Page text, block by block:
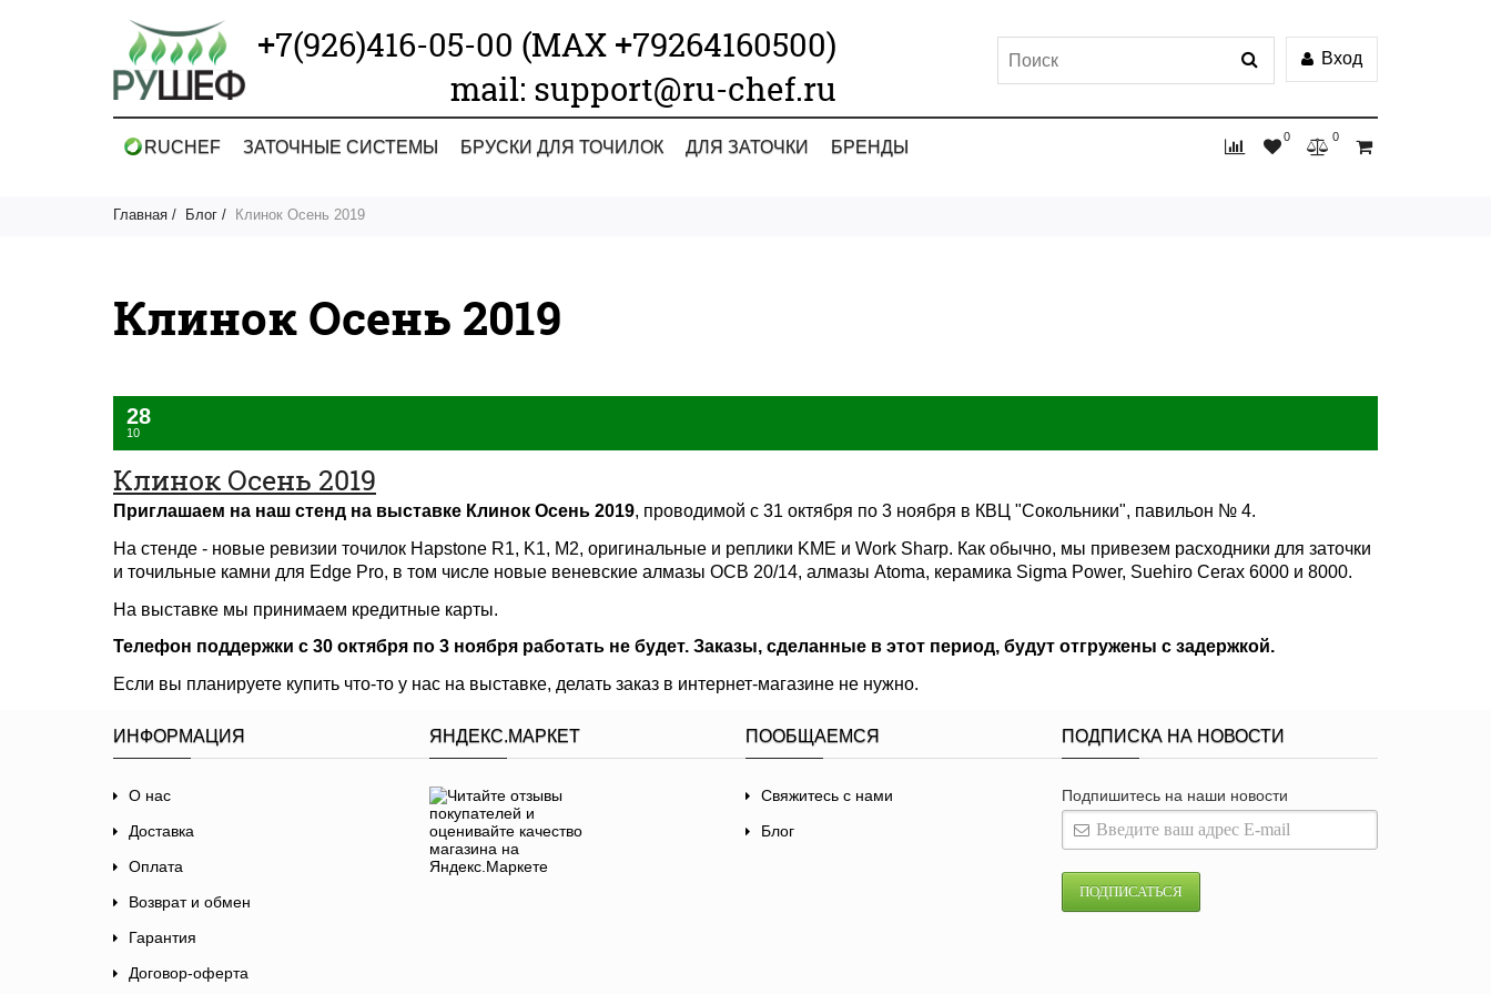
+7(926)416-05-00 (МАХ +79264160500)
mail: support@ru-chef.ru
Вход
0 0
RUCHEF ЗАТОЧНЫЕ СИСТЕМЫ БРУСКИ ДЛЯ ТОЧИЛОК ДЛЯ ЗАТОЧКИ БРЕНДЫ
Главная Блог Клинок Осень 2019
Клинок Осень 2019
28
10
Клинок Осень 2019
Приглашаем на наш стенд на выставке Клинок Осень 2019, проводимой с 31 октября по 3 ноября в КВЦ "Сокольники", павильон № 4.
На стенде - новые ревизии точилок Hapstone R1, K1, M2, оригинальные и реплики KME и Work Sharp. Как обычно, мы привезем расходники для заточки
и точильные камни для Edge Pro, в том числе новые веневские алмазы ОСВ 20/14, алмазы Atoma, керамика Sigma Power, Suehiro Cerax 6000 и 8000.
На выставке мы принимаем кредитные карты.
Телефон поддержки с 30 октября по 3 ноября работать не будет. Заказы, сделанные в этот период, будут отгружены с задержкой.
Если вы планируете купить что-то у нас на выставке, делать заказ в интернет-магазине не нужно.
ИНФОРМАЦИЯ
О нас
Доставка
Оплата
Возврат и обмен
Гарантия
Договор-оферта
ЯНДЕКС.МАРКЕТ ПООБЩАЕМСЯ
Свяжитесь с нами
Блог
ПОДПИСКА НА НОВОСТИ
Подпишитесь на наши новости
ПОДПИСАТЬСЯ